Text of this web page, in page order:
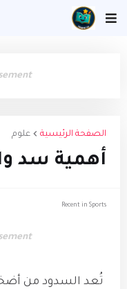
الصفحة الرئيسية علوم
أهمية سد
Recent in Sports
تُعد السدود من